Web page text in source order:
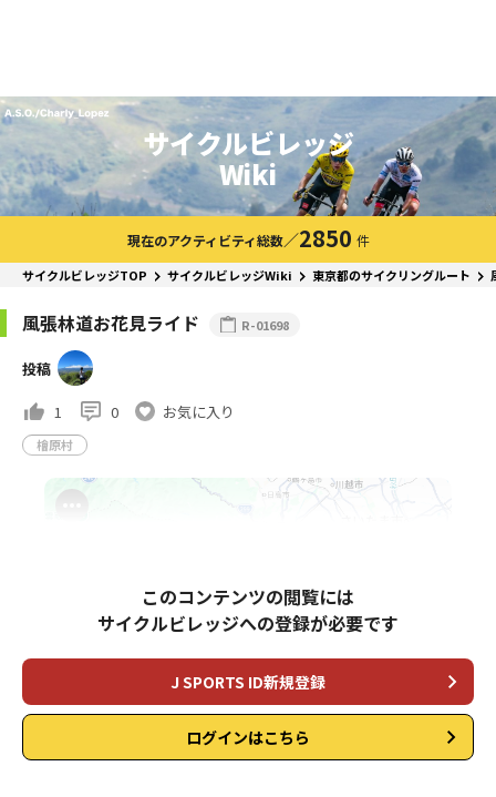
サイクルビレッジ
Wiki
現在のアクティビティ総数／2850 件
サイクルビレッジTOP サイクルビレッジWiki 東京都のサイクリングルート
風張林道お花見ライド R-01698
投稿
1 0 お気に入り
檜原村
このコンテンツの閲覧には
サイクルビレッジへの登録が必要です
J SPORTS ID新規登録
ログインはこちら